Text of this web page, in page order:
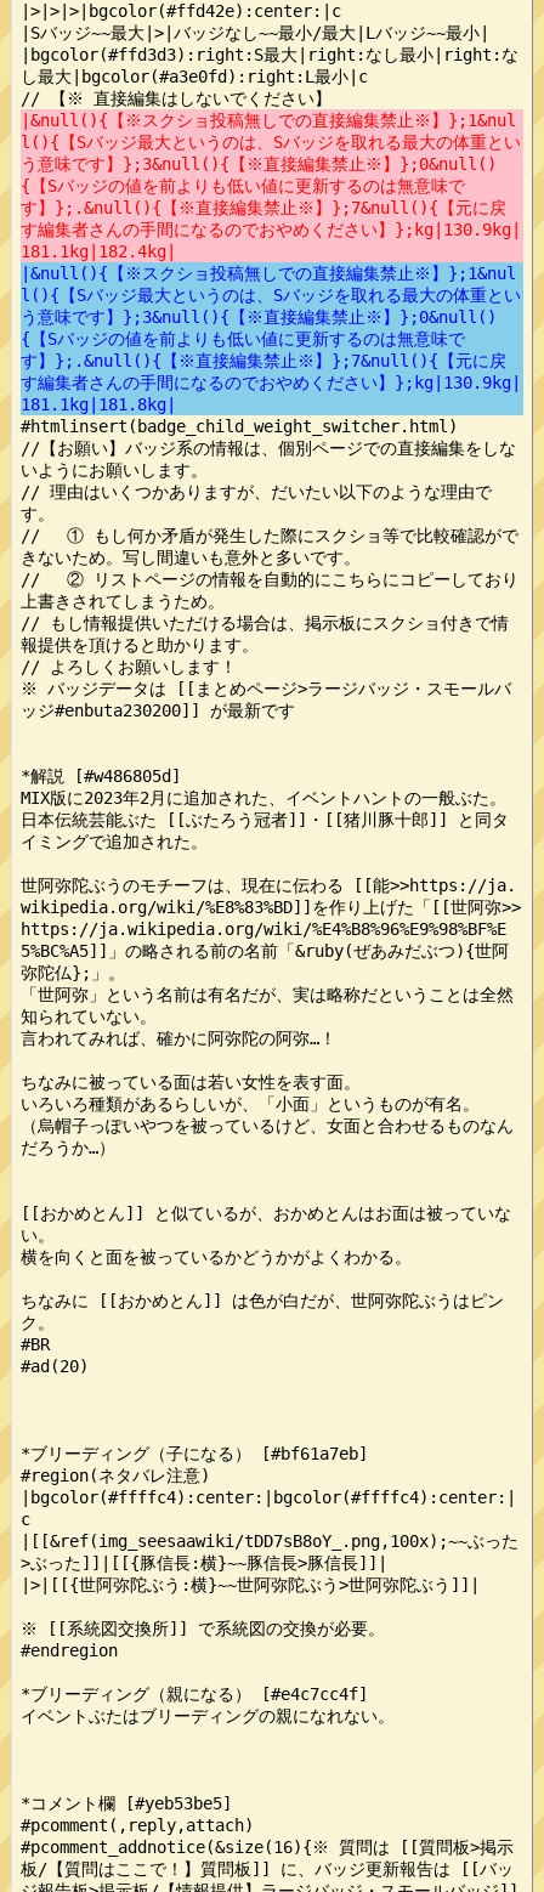
|>|>|>|bgcolor(#ffd42e):center:|c
|Sバッジ~~最大|>|バッジなし~~最小/最大|Lバッジ~~最小|
|bgcolor(#ffd3d3):right:S最大|right:なし最小|right:な
し最大|bgcolor(#a3e0fd):right:L最小|c
|&null(){【※スクショ投稿無しでの直接編集禁止※】};1&nul
l(){【Sバッジ最大というのは、Sバッジを取れる最大の体重とい
う意味です】};3&null(){【※直接編集禁止※】};0&null()
{【Sバッジの値を前よりも低い値に更新するのは無意味で
す】};.&null(){【※直接編集禁止※】};7&null(){【元に戻
す編集者さんの手間になるのでおやめください】};kg|130.9kg|
181.1kg|182.4kg|
|&null(){【※スクショ投稿無しでの直接編集禁止※】};1&nul
l(){【Sバッジ最大というのは、Sバッジを取れる最大の体重とい
う意味です】};3&null(){【※直接編集禁止※】};0&null()
{【Sバッジの値を前よりも低い値に更新するのは無意味で
す】};.&null(){【※直接編集禁止※】};7&null(){【元に戻
す編集者さんの手間になるのでおやめください】};kg|130.9kg|
181.1kg|181.8kg|
#htmlinsert(badge_child_weight_switcher.html)
//【お願い】バッジ系の情報は、個別ページでの直接編集をしな
いようにお願いします。
// 理由はいくつかありますが、だいたい以下のような理由で
す。
// 　① もし何か矛盾が発生した際にスクショ等で比較確認がで
きないため。写し間違いも意外と多いです。
// 　② リストページの情報を自動的にこちらにコピーしており
上書きされてしまうため。
// もし情報提供いただける場合は、掲示板にスクショ付きで情
報提供を頂けると助かります。
// よろしくお願いします！
※ バッジデータは [[まとめページ>ラージバッジ・スモールバ
ッジ#enbuta230200]] が最新です
*解説 [#w486805d]
MIX版に2023年2月に追加された、イベントハントの一般ぶた。
日本伝統芸能ぶた [[ぶたろう冠者]]・[[猪川豚十郎]] と同タ
イミングで追加された。
世阿弥陀ぶうのモチーフは、現在に伝わる [[能>>https://ja.
wikipedia.org/wiki/%E8%83%BD]]を作り上げた「[[世阿弥>>
https://ja.wikipedia.org/wiki/%E4%B8%96%E9%98%BF%E
5%BC%A5]]」の略される前の名前「&ruby(ぜあみだぶつ){世阿
弥陀仏};」。
「世阿弥」という名前は有名だが、実は略称だということは全然
知られていない。
言われてみれば、確かに阿弥陀の阿弥…！
ちなみに被っている面は若い女性を表す面。
いろいろ種類があるらしいが、「小面」というものが有名。
（烏帽子っぽいやつを被っているけど、女面と合わせるものなん
だろうか…）
[[おかめとん]] と似ているが、おかめとんはお面は被っていな
い。
横を向くと面を被っているかどうかがよくわかる。
ちなみに [[おかめとん]] は色が白だが、世阿弥陀ぶうはピン
ク。
#BR
#ad(20)
*ブリーディング（子になる） [#bf61a7eb]
#region(ネタバレ注意)
|bgcolor(#ffffc4):center:|bgcolor(#ffffc4):center:|
c
|[[&ref(img_seesaawiki/tDD7sB8oY_.png,100x);~~ぶった
>ぶった]]|[[{豚信長:横}~~豚信長>豚信長]]|
|>|[[{世阿弥陀ぶう:横}~~世阿弥陀ぶう>世阿弥陀ぶう]]|
※ [[系統図交換所]] で系統図の交換が必要。
#endregion
*ブリーディング（親になる） [#e4c7cc4f]
イベントぶたはブリーディングの親になれない。
*コメント欄 [#yeb53be5]
#pcomment(,reply,attach)
#pcomment_addnotice(&size(16){※ 質問は [[質問板>掲示
板/【質問はここで！】質問板]] に、バッジ更新報告は [[バッ